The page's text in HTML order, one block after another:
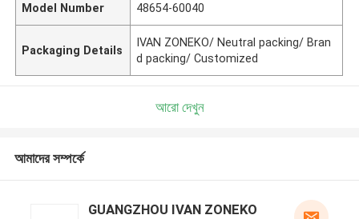
Model Number 48654-60040
Packaging Details
IVAN ZONEKO/ Neutral packing/ Bran
d packing/ Customized
আরো দেখুন
আমাদের সম্পর্কে
GUANGZHOU IVAN ZONEKO